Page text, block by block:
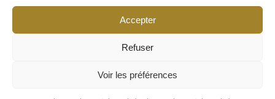
Accepter
Refuser
Voir les préférences
© Le Caféier - Mentions légales Politique de confidentialité CGV -